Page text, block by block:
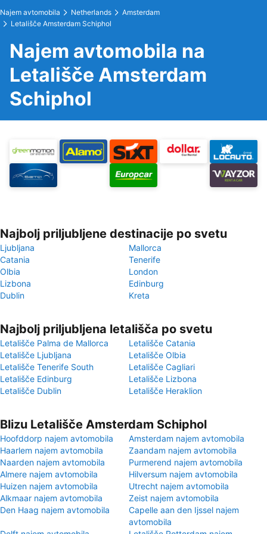
Najem avtomobila Netherlands
Amsterdam
Letališče Amsterdam Schiphol
Najem avtomobila na
Letališče Amsterdam
Schiphol
Najbolj priljubljene destinacije po svetu
Ljubljana
Mallorca
Catania
Tenerife
Olbia
London
Lizbona
Edinburg
Dublin
Kreta
Najbolj priljubljena letališča po svetu
Letališče Palma de Mallorca
Letališče Catania
Letališče Ljubljana
Letališče Olbia
Letališče Tenerife South
Letališče Cagliari
Letališče Edinburg
Letališče Lizbona
Letališče Dublin
Letališče Heraklion
Blizu Letališče Amsterdam Schiphol
Hoofddorp najem avtomobila
Amsterdam najem avtomobila
Haarlem najem avtomobila
Zaandam najem avtomobila
Naarden najem avtomobila
Purmerend najem avtomobila
Almere najem avtomobila
Hilversum najem avtomobila
Huizen najem avtomobila
Utrecht najem avtomobila
Alkmaar najem avtomobila
Zeist najem avtomobila
Den Haag najem avtomobila
Capelle aan den Ijssel najem
avtomobila